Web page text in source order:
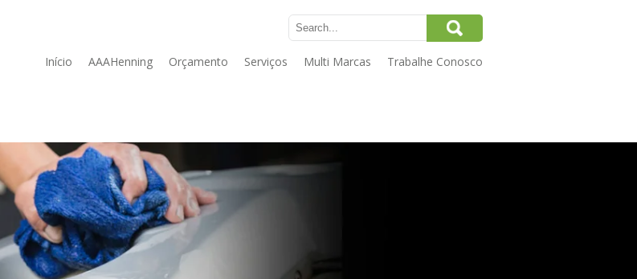
Início AAAHenning Orçamento Serviços Multi Marcas Trabalhe Conosco